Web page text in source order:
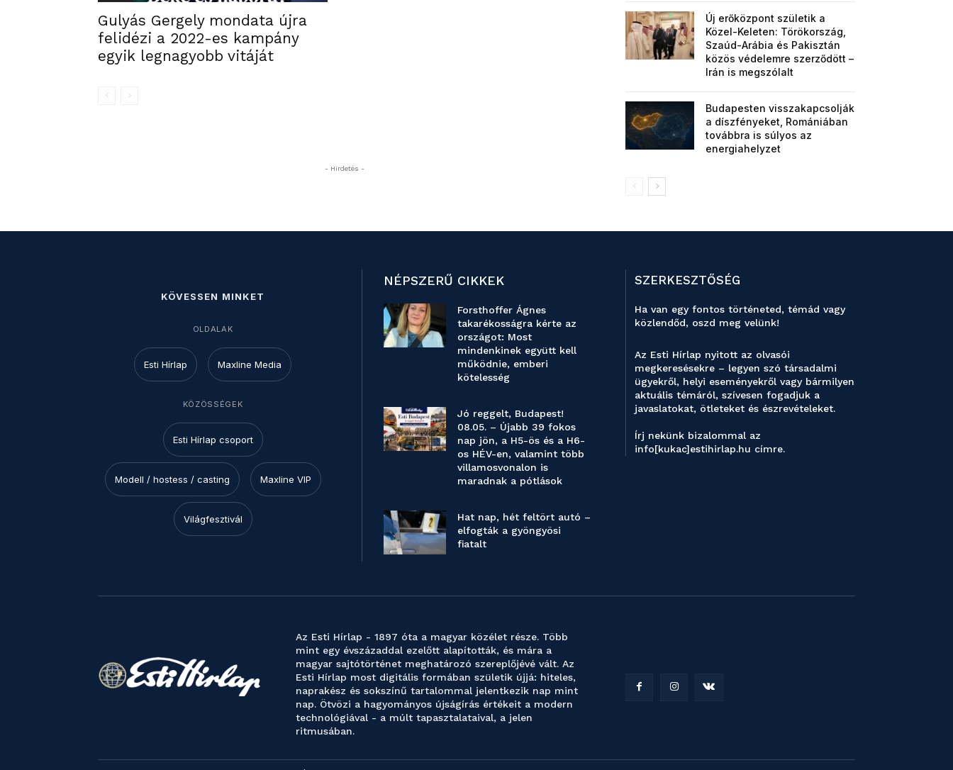
Gulyás Gergely mondata újra
felidézi a 2022-es kampány
egyik legnagyobb vitáját
- Hirdetés -
Új erőközpont születik a
Közel-Keleten: Törökország,
Szaúd-Arábia és Pakisztán
közös védelemre szerződött –
Irán is megszólalt
Budapesten visszakapcsolják
a díszfényeket, Romániában
továbbra is súlyos az
energiahelyzet
KÖVESSEN MINKET
OLDALAK
Esti Hírlap Maxline Media
KÖZÖSSÉGEK
Esti Hírlap csoport
Modell / hostess / casting Maxline VIP
Világfesztivál
NÉPSZERŰ CIKKEK
Forsthoffer Ágnes
takarékosságra kérte az
országot: Most
mindenkinek együtt kell
működnie, emberi
kötelesség
Jó reggelt, Budapest!
08.05. – Újabb 39 fokos
nap jön, a H5-ös és a H6-
os HÉV-en, valamint több
villamosvonalon is
maradnak a pótlások
Hat nap, hét feltört autó –
elfogták a gyöngyösi
fiatalt
SZERKESZTŐSÉG
Ha van egy fontos történeted, témád vagy
közlendőd, oszd meg velünk!
Az Esti Hírlap nyitott az olvasói
megkeresésekre – legyen szó társadalmi
ügyekről, helyi eseményekről vagy bármilyen
aktuális témáról, szívesen fogadjuk a
javaslatokat, ötleteket és észrevételeket.
Írj nekünk bizalommal az
info[kukac]estihirlap.hu címre.
Az Esti Hírlap - 1897 óta a magyar közélet része. Több
mint egy évszázaddal ezelőtt alapították, és mára a
magyar sajtótörténet meghatározó szereplőjévé vált. Az
Esti Hírlap most digitális formában születik újjá: hiteles,
naprakész és sokszínű tartalommal jelentkezik nap mint
nap. Ötvözi a hagyományos újságírás értékeit a modern
technológiával - a múlt tapasztalataival, a jelen
ritmusában.